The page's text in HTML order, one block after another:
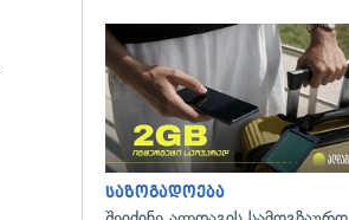
საზოგადოება